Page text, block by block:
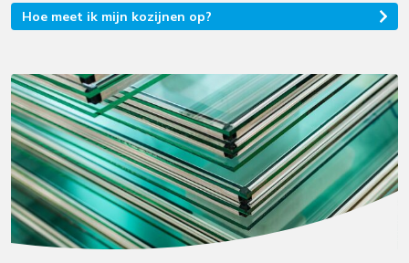
Hoe meet ik mijn kozijnen op?